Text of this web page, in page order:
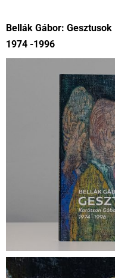
Bellák Gábor:
1974 -1996